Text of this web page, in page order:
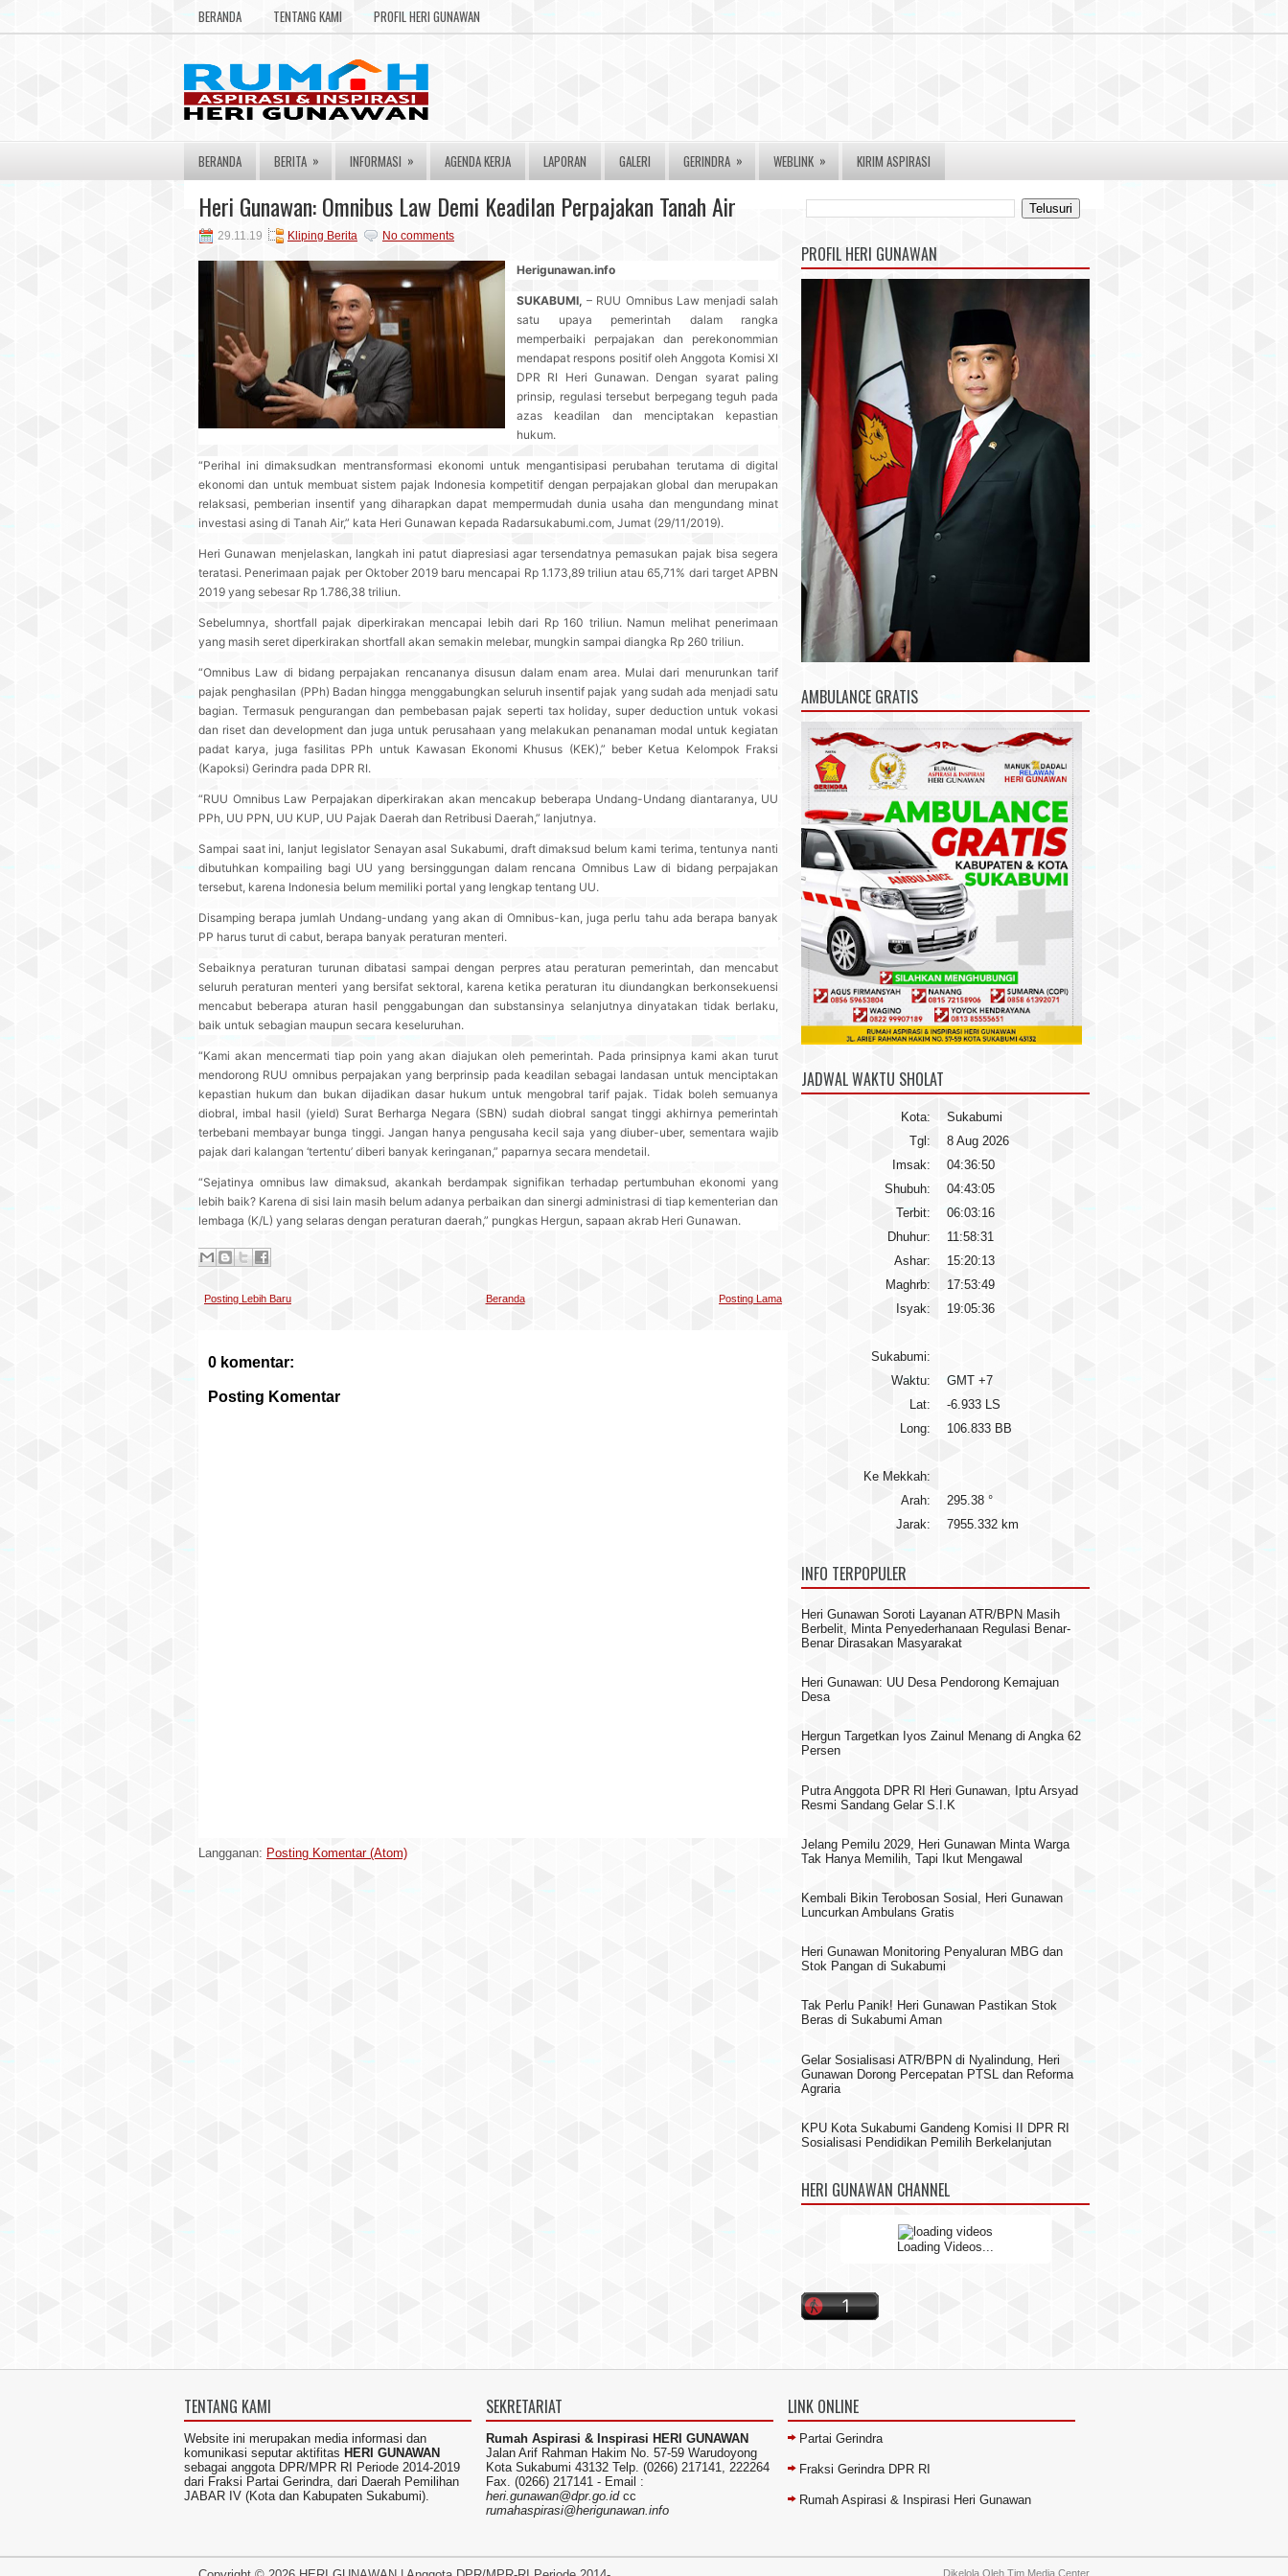
BERANDA TENTANG KAMI PROFIL HERI GUNAWAN
BERANDA BERITA » INFORMASI » AGENDA KERJA LAPORAN GALERI GERINDRA » WEBLINK » KIRIM ASPIRASI
Heri Gunawan: Omnibus Law Demi Keadilan Perpajakan Tanah Air
29.11.19 Kliping Berita No comments
Herigunawan.info
SUKABUMI, – RUU Omnibus Law menjadi salah
satu upaya pemerintah dalam rangka
memperbaiki perpajakan dan perekonommian
mendapat respons positif oleh Anggota Komisi XI
DPR RI Heri Gunawan. Dengan syarat paling
prinsip, regulasi tersebut berpegang teguh pada
azas keadilan dan menciptakan kepastian
hukum.
“Perihal ini dimaksudkan mentransformasi ekonomi untuk mengantisipasi perubahan terutama di digital
ekonomi dan untuk membuat sistem pajak Indonesia kompetitif dengan perpajakan global dan merupakan
relaksasi, pemberian insentif yang diharapkan dapat mempermudah dunia usaha dan mengundang minat
investasi asing di Tanah Air,” kata Heri Gunawan kepada Radarsukabumi.com, Jumat (29/11/2019).
Heri Gunawan menjelaskan, langkah ini patut diapresiasi agar tersendatnya pemasukan pajak bisa segera
teratasi. Penerimaan pajak per Oktober 2019 baru mencapai Rp 1.173,89 triliun atau 65,71% dari target APBN
2019 yang sebesar Rp 1.786,38 triliun.
Sebelumnya, shortfall pajak diperkirakan mencapai lebih dari Rp 160 triliun. Namun melihat penerimaan
yang masih seret diperkirakan shortfall akan semakin melebar, mungkin sampai diangka Rp 260 triliun.
“Omnibus Law di bidang perpajakan rencananya disusun dalam enam area. Mulai dari menurunkan tarif
pajak penghasilan (PPh) Badan hingga menggabungkan seluruh insentif pajak yang sudah ada menjadi satu
bagian. Termasuk pengurangan dan pembebasan pajak seperti tax holiday, super deduction untuk vokasi
dan riset dan development dan juga untuk perusahaan yang melakukan penanaman modal untuk kegiatan
padat karya, juga fasilitas PPh untuk Kawasan Ekonomi Khusus (KEK),” beber Ketua Kelompok Fraksi
(Kapoksi) Gerindra pada DPR RI.
“RUU Omnibus Law Perpajakan diperkirakan akan mencakup beberapa Undang-Undang diantaranya, UU
PPh, UU PPN, UU KUP, UU Pajak Daerah dan Retribusi Daerah,” lanjutnya.
Sampai saat ini, lanjut legislator Senayan asal Sukabumi, draft dimaksud belum kami terima, tentunya nanti
dibutuhkan kompailing bagi UU yang bersinggungan dalam rencana Omnibus Law di bidang perpajakan
tersebut, karena Indonesia belum memiliki portal yang lengkap tentang UU.
Disamping berapa jumlah Undang-undang yang akan di Omnibus-kan, juga perlu tahu ada berapa banyak
PP harus turut di cabut, berapa banyak peraturan menteri.
Sebaiknya peraturan turunan dibatasi sampai dengan perpres atau peraturan pemerintah, dan mencabut
seluruh peraturan menteri yang bersifat sektoral, karena ketika peraturan itu diundangkan berkonsekuensi
mencabut beberapa aturan hasil penggabungan dan substansinya selanjutnya dinyatakan tidak berlaku,
baik untuk sebagian maupun secara keseluruhan.
“Kami akan mencermati tiap poin yang akan diajukan oleh pemerintah. Pada prinsipnya kami akan turut
mendorong RUU omnibus perpajakan yang berprinsip pada keadilan sebagai landasan untuk menciptakan
kepastian hukum dan bukan dijadikan dasar hukum untuk mengobral tarif pajak. Tidak boleh semuanya
diobral, imbal hasil (yield) Surat Berharga Negara (SBN) sudah diobral sangat tinggi akhirnya pemerintah
terbebani membayar bunga tinggi. Jangan hanya pengusaha kecil saja yang diuber-uber, sementara wajib
pajak dari kalangan ‘tertentu’ diberi banyak keringanan,” paparnya secara mendetail.
“Sejatinya omnibus law dimaksud, akankah berdampak signifikan terhadap pertumbuhan ekonomi yang
lebih baik? Karena di sisi lain masih belum adanya perbaikan dan sinergi administrasi di tiap kementerian dan
lembaga (K/L) yang selaras dengan peraturan daerah,” pungkas Hergun, sapaan akrab Heri Gunawan.
Posting Lebih Baru Posting Lama
Beranda
0 komentar:
Posting Komentar
Langganan: Posting Komentar (Atom)
PROFIL HERI GUNAWAN
AMBULANCE GRATIS
JADWAL WAKTU SHOLAT
Kota:
Sukabumi
Tgl:
8 Aug 2026
Imsak:
04:36:50
Shubuh:
04:43:05
Terbit:
06:03:16
Dhuhur:
11:58:31
Ashar:
15:20:13
Maghrb:
17:53:49
Isyak:
19:05:36
Sukabumi:
Waktu:
GMT +7
Lat:
-6.933 LS
Long:
106.833 BB
Ke Mekkah:
Arah:
295.38 °
Jarak:
7955.332 km
INFO TERPOPULER
Heri Gunawan Soroti Layanan ATR/BPN Masih
Berbelit, Minta Penyederhanaan Regulasi Benar-
Benar Dirasakan Masyarakat
Heri Gunawan: UU Desa Pendorong Kemajuan
Desa
Hergun Targetkan Iyos Zainul Menang di Angka 62
Persen
Putra Anggota DPR RI Heri Gunawan, Iptu Arsyad
Resmi Sandang Gelar S.I.K
Jelang Pemilu 2029, Heri Gunawan Minta Warga
Tak Hanya Memilih, Tapi Ikut Mengawal
Kembali Bikin Terobosan Sosial, Heri Gunawan
Luncurkan Ambulans Gratis
Heri Gunawan Monitoring Penyaluran MBG dan
Stok Pangan di Sukabumi
Tak Perlu Panik! Heri Gunawan Pastikan Stok
Beras di Sukabumi Aman
Gelar Sosialisasi ATR/BPN di Nyalindung, Heri
Gunawan Dorong Percepatan PTSL dan Reforma
Agraria
KPU Kota Sukabumi Gandeng Komisi II DPR RI
Sosialisasi Pendidikan Pemilih Berkelanjutan
HERI GUNAWAN CHANNEL
Loading Videos...
TENTANG KAMI
Website ini merupakan media informasi dan
komunikasi seputar aktifitas HERI GUNAWAN
sebagai anggota DPR/MPR RI Periode 2014-2019
dari Fraksi Partai Gerindra, dari Daerah Pemilihan
JABAR IV (Kota dan Kabupaten Sukabumi).
SEKRETARIAT
Rumah Aspirasi & Inspirasi HERI GUNAWAN
Jalan Arif Rahman Hakim No. 57-59 Warudoyong
Kota Sukabumi 43132 Telp. (0266) 217141, 222264
Fax. (0266) 217141 - Email :
heri.gunawan@dpr.go.idcc
rumahaspirasi@herigunawan.info
LINK ONLINE
Partai Gerindra
Fraksi Gerindra DPR RI
Rumah Aspirasi & Inspirasi Heri Gunawan
Dikelola Oleh Tim Media Center